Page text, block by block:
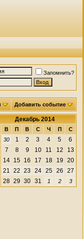
Запомнить?
Добавить событие
Декабрь 2014
В П В С Ч П
С
30 1 2 3 4 5 6
7 8 9 10 11 12 13
14 15 16 17 18 19 20
21 22 23 24 25 26 27
28 29 30 31 1 2 3